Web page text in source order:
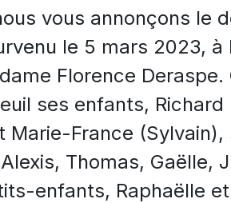
vous annonçons le
le 5 mars 2023, à
Florence Deraspe.
ses enfants, Richard
Marie-France
Thomas, Gaëlle,
enfants, Raphaëlle